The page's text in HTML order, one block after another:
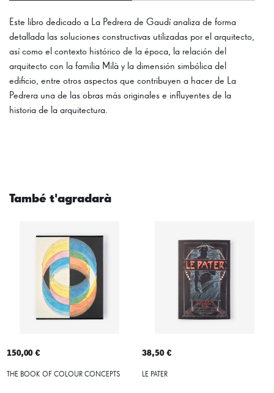
Este libro dedicado a La Pedrera de Gaudí analiza de forma
detallada las soluciones constructivas utilizadas por el arquitecto,
así como el contexto histórico de la época, la relación del
arquitecto con la familia Milà y la dimensión simbólica del
edificio, entre otros aspectos que contribuyen a hacer de La
Pedrera una de las obras más originales e influyentes de la
historia de la arquitectura.
També t'agradarà
150,00 €
THE BOOK OF COLOUR CONCEPTS
38,50 €
LE PATER